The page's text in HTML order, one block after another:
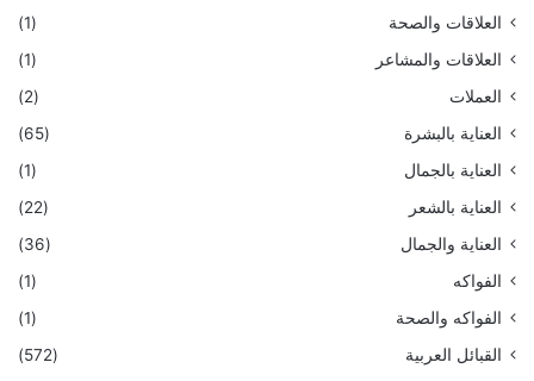
العلاقات والصحة
(1)
العلاقات والمشاعر
(1)
العملات
(2)
العناية بالبشرة
(65)
العناية بالجمال
(1)
العناية بالشعر
(22)
العناية والجمال
(36)
الفواكه
(1)
الفواكه والصحة
(1)
القبائل العربية
(572)